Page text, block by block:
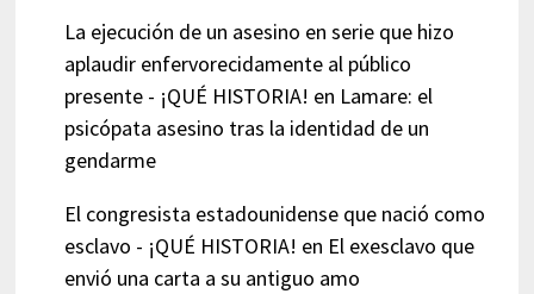
La ejecución de un asesino en serie que hizo
aplaudir enfervorecidamente al público
presente - ¡QUÉ HISTORIA! en Lamare: el
psicópata asesino tras la identidad de un
gendarme
El congresista estadounidense que nació como
esclavo - ¡QUÉ HISTORIA! en El exesclavo que
envió una carta a su antiguo amo